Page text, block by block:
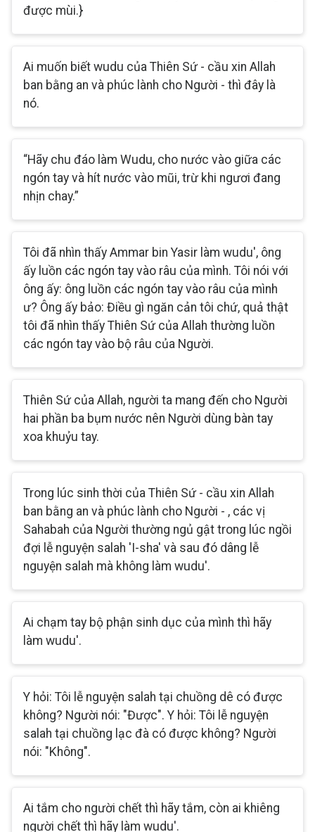
được mùi.}
Ai muốn biết wudu của Thiên Sứ - cầu xin Allah
ban bằng an và phúc lành cho Người - thì đây là
nó.
“Hãy chu đáo làm Wudu, cho nước vào giữa các
ngón tay và hít nước vào mũi, trừ khi ngươi đang
nhịn chay.”
Tôi đã nhìn thấy Ammar bin Yasir làm wudu', ông
ấy luồn các ngón tay vào râu của mình. Tôi nói với
ông ấy: ông luồn các ngón tay vào râu của mình
ư? Ông ấy bảo: Điều gì ngăn cản tôi chứ, quả thật
tôi đã nhìn thấy Thiên Sứ của Allah thường luồn
các ngón tay vào bộ râu của Người.
Thiên Sứ của Allah, người ta mang đến cho Người
hai phần ba bụm nước nên Người dùng bàn tay
xoa khuỷu tay.
Trong lúc sinh thời của Thiên Sứ - cầu xin Allah
ban bằng an và phúc lành cho Người - , các vị
Sahabah của Người thường ngủ gật trong lúc ngồi
đợi lễ nguyện salah 'I-sha' và sau đó dâng lễ
nguyện salah mà không làm wudu'.
Ai chạm tay bộ phận sinh dục của mình thì hãy
làm wudu'.
Y hỏi: Tôi lễ nguyện salah tại chuồng dê có được
không? Người nói: "Được". Y hỏi: Tôi lễ nguyện
salah tại chuồng lạc đà có được không? Người
nói: "Không".
Ai tắm cho người chết thì hãy tắm, còn ai khiêng
người chết thì hãy làm wudu'.